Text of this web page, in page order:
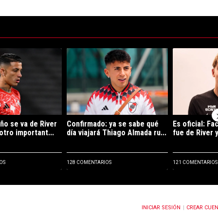
tendencia con el título "Kevin Castaño se va de River y jugará en
se va de River
important...
Un artículo de tendencia con el título
Confirmado: ya se sabe qué
día viajará Thiago Almada ru...
128 COMENTARIOS
Un artículo
Es oficial:
fue de River
121 COMENTARIOS
CUANDO SE PUBLIQUEN NUEVOS COMENTARIOSINICIAR SESIÓN CREAR